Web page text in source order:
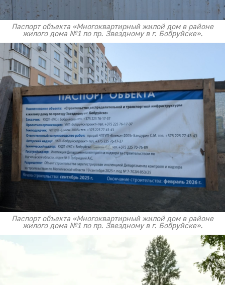
Паспорт объекта «Многоквартирный жилой дом в районе
жилого дома №1 по пр. Звездному в г. Бобруйске».
Паспорт объекта «Многоквартирный жилой дом в районе
жилого дома №1 по пр. Звездному в г. Бобруйске».